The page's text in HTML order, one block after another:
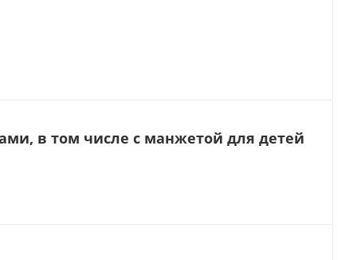
в том числе с манжетой для детей